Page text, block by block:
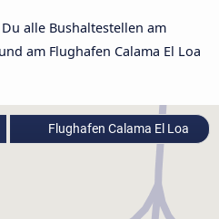
alle Bushaltestellen am
am Flughafen Calama El Loa
Flughafen Calama El Loa